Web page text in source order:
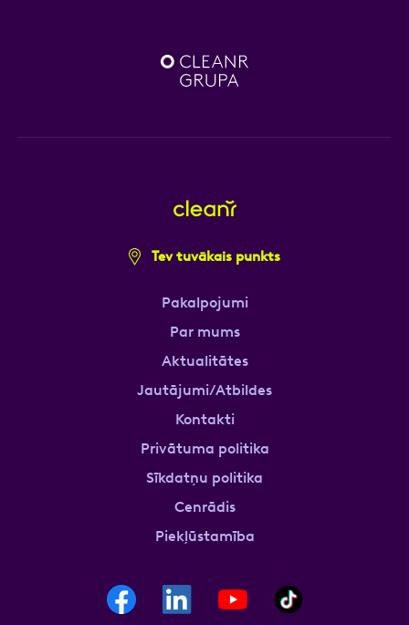
Tev tuvākais punkts
Pakalpojumi
Par mums
Aktualitātes
Jautājumi/Atbildes
Kontakti
Privātuma politika
Sīkdatņu politika
Cenrādis
Piekļūstamība